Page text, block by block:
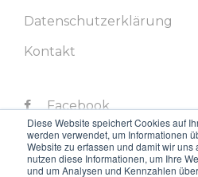
Diese Website speichert Cookies auf
werden verwendet, um Informationen
Website zu erfassen und damit wir
nutzen diese Informationen, um Ihre
und um Analysen und Kennzahlen
Datenschutzerklärung
Kontakt
Facebook
Twitter
LinkedIn